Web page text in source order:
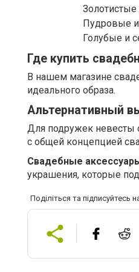
Золотистые
Пудровые
Голубые и
Где купить
В нашем магазине
идеального образа.
Альтернативный
Для подружек невесты
с общей концепцией
Свадебные
украшения, которые
Поділіться та підписуйтесь